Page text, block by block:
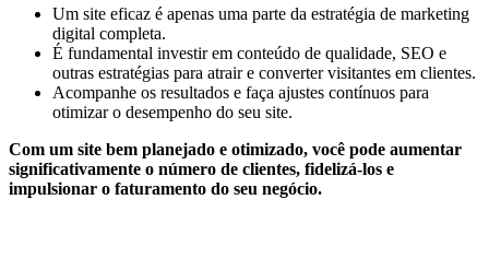
Um site eficaz é apenas uma parte da estratégia de marketing
digital completa.
É fundamental investir em conteúdo de qualidade, SEO e
outras estratégias para atrair e converter visitantes em clientes.
Acompanhe os resultados e faça ajustes contínuos para
otimizar o desempenho do seu site.
Com um site bem planejado e otimizado, você pode aumentar
significativamente o número de clientes, fidelizá-los e
impulsionar o faturamento do seu negócio.